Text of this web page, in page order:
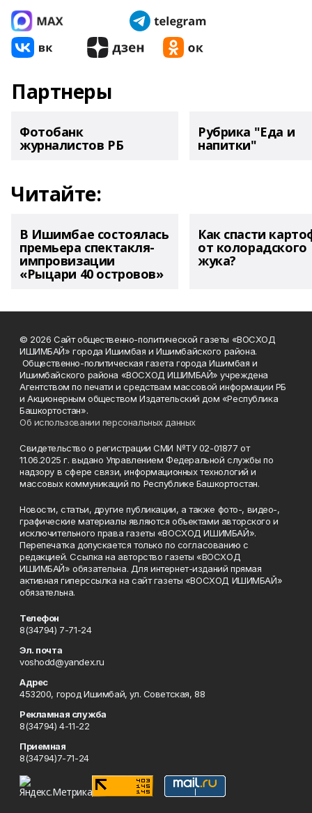
Партнеры
Фотобанк
журналистов РБ
Рубрика "Еда и
напитки"
Читайте:
В Ишимбае состоялась
премьера спектакля-
импровизации
«Рыцари 40 островов»
Как спасти
от колорадского
жука?
© 2026 Сайт общественно-политической газеты «ВОСХОД
ИШИМБАЙ» города Ишимбая и Ишимбайского района.
Общественно-политическая газета города Ишимбая и
Ишимбайского района «ВОСХОД ИШИМБАЙ» учреждена
Агентством по печати и средствам массовой информации РБ
и Акционерным обществом Издательский дом «Республика
Башкортостан».
Об использовании персональных данных
Свидетельство о регистрации СМИ №ТУ 02-01877 от
11.06.2025 г. выдано Управлением Федеральной службы по
надзору в сфере связи, информационных технологий и
массовых коммуникаций по Республике Башкортостан.
Новости, статьи, другие публикации, а также фото-, видео-,
графические материалы являются объектами авторского и
исключительного права газеты «ВОСХОД ИШИМБАЙ».
Перепечатка допускается только по согласованию с
редакцией. Ссылка на авторство газеты «ВОСХОД
ИШИМБАЙ» обязательна. Для интернет-изданий прямая
активная гиперссылка на сайт газеты «ВОСХОД ИШИМБАЙ»
обязательна.
Телефон
8(34794) 7-71-24
Эл. почта
voshodd@yandex.ru
Адрес
453200, город Ишимбай, ул. Советская, 88
Рекламная служба
8(34794) 4-11-22
Приемная
8(34794)7-71-24